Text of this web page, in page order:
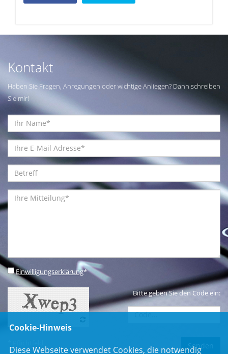
Kontakt
Haben Sie Fragen, Anregungen oder wichtige Anliegen? Dann schreiben
Sie mir!
Einwilligungserklärung*
Bitte geben Sie den Code ein:
Cookie-Hinweis
Diese Webseite verwendet Cookies, die notwendig